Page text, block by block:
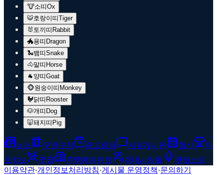
🐮소띠Ox
🐯호랑이띠Tiger
🐰 토끼띠 Rabbit
🐲용띠 Dragon
🐍뱀띠Snake
🐴말띠 Horse
🐐 양띠Goat
🐵원숭이띠 Monkey
🐓닭띠 Rooster
🐶개띠 Dog
🐷돼지띠 Pig
뉴스 구인구직 중고장터 자유게시판 행사
마
트정보
맛집 주택매매렌트 동네사람들
팟캐스트
이용약관·개인정보처리방침·게시물 운영정책·문의하기